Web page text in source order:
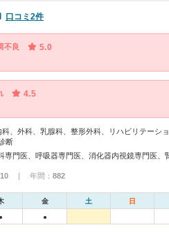
口コミ2件
不良 5.0
4.5
科、外科、乳腺科、整形外科、リハビリテーショ
断
| 年間： 882
金 土 日
● ●